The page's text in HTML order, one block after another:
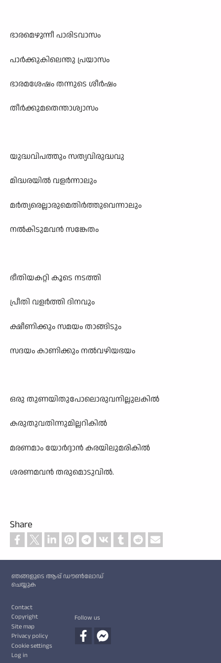
ഭാരമെഴുന്നീ പാരിടവാസം
പാർക്കുകിലെന്തു പ്രയാസം
ഭാരമശേഷം തന്നുടെ ശീർഷം
തീർക്കുമതെന്താശ്വാസം
യുദ്ധവിപത്തും സത്യവിരുദ്ധവു
മിദ്ധരയിൽ വളർന്നാലും
മർത്യരെല്ലാരുമെതിർത്തുവെന്നാലും
നൽകിടുമവൻ സങ്കേതം
ഭീതിയകറ്റി കൂടെ നടത്തി
പ്രീതി വളർത്തി ദിനവും
ക്ഷീണിക്കും സമയം താങ്ങിടും
സദയം കാണിക്കും നൽവഴിയഭയം
ഒരു തുണയിതുപോലൊരുവനില്ലുലകിൽ
കരുതുവതിന്നുമില്ലറികിൽ
മരണമാം യോർദ്ദാൻ കരയിലുമരികിൽ
ശരണമവൻ തരുമൊടുവിൽ.
Share
ഞങ്ങളുടെ ആപ്പ് ഡൗൺലോഡ്
ചെയ്യുക
Contact
Copyright
Site map
Privacy policy
Cookie settings
Log in
Follow us